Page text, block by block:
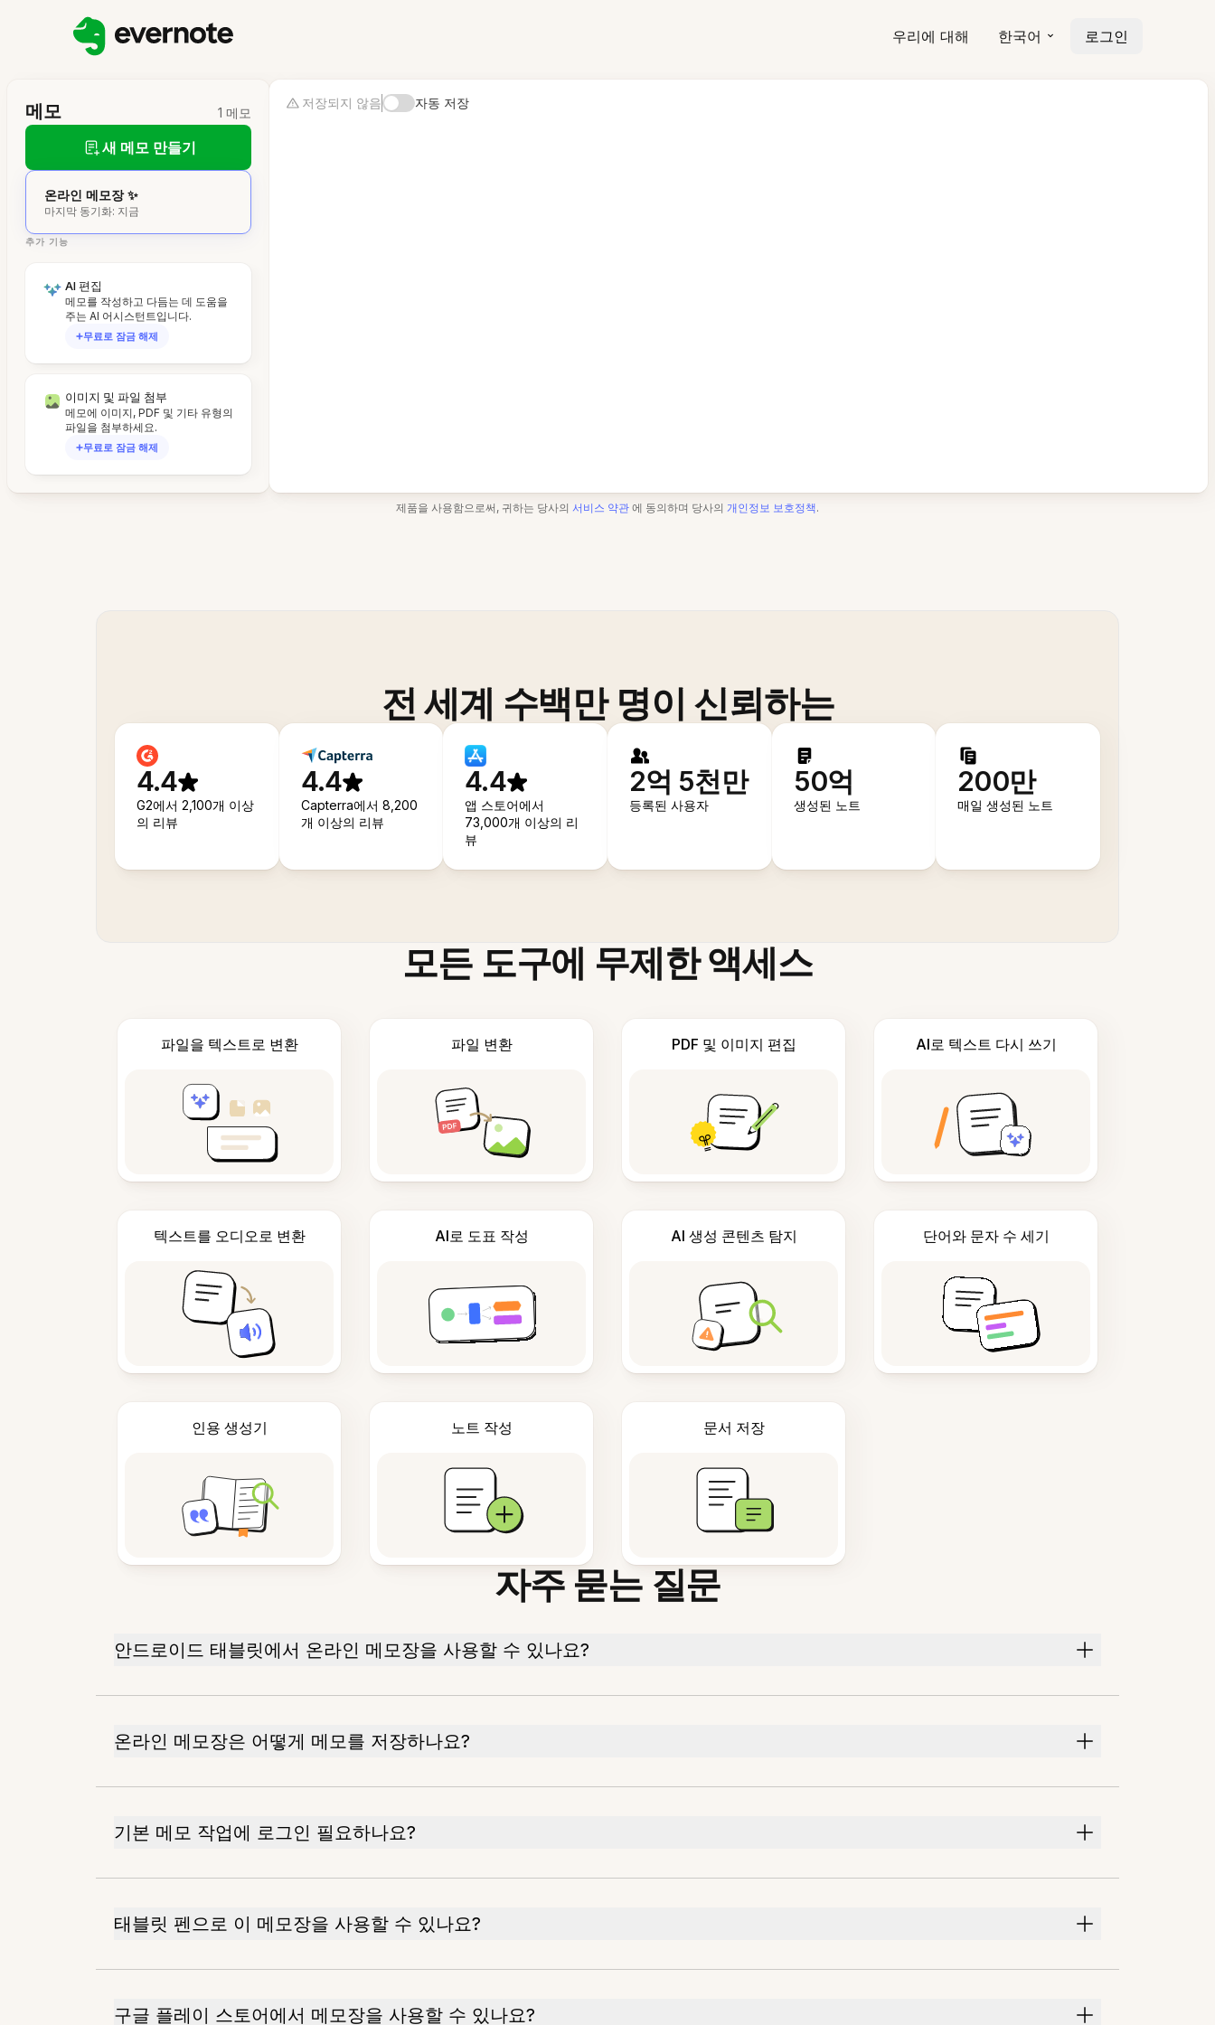
우리에 대해 한국어 로그인
메모 1 메모
새 메모 만들기
온라인 메모장 ✨
마지막 동기화: 지금
추가 기능
AI 편집
메모를 작성하고 다듬는 데 도움을
주는 AI 어시스턴트입니다.
무료로 잠금 해제
이미지 및 파일 첨부
메모에 이미지, PDF 및 기타 유형의
파일을 첨부하세요.
무료로 잠금 해제
저장되지 않음 자동 저장
제품을 사용함으로써, 귀하는 당사의 서비스 약관 에 동의하며 당사의 개인정보 보호정책.
전 세계 수백만 명이 신뢰하는
4.4
G2에서 2,100개 이상
의 리뷰
4.4
Capterra에서 8,200
개 이상의 리뷰
4.4
앱 스토어에서
73,000개 이상의 리
뷰
2억 5천만
등록된 사용자
50억
생성된 노트
200만
매일 생성된 노트
모든 도구에 무제한 액세스
파일을 텍스트로 변환 파일 변환 PDF 및 이미지 편집 AI로 텍스트 다시 쓰기
텍스트를 오디오로 변환 AI로 도표 작성 AI 생성 콘텐츠 탐지 단어와 문자 수 세기
인용 생성기 노트 작성 문서 저장
자주 묻는 질문
안드로이드 태블릿에서 온라인 메모장을 사용할 수 있나요?
온라인 메모장은 어떻게 메모를 저장하나요?
기본 메모 작업에 로그인 필요하나요?
태블릿 펜으로 이 메모장을 사용할 수 있나요?
구글 플레이 스토어에서 메모장을 사용할 수 있나요?